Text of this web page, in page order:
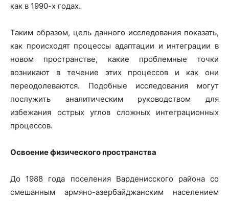
как в 1990-х годах.
Таким образом, цель данного исследования показать,
как происходят процессы адаптации и интеграции в
новом пространстве, какие проблемные точки
возникают в течение этих процессов и как они
переодолеваются. Подобные исследования могут
послужить аналитическим руководством для
избежания острых углов сложных интеграционных
процессов.
Освоение физического пространства
До 1988 года поселения Варденисского района со
смешанным армяно-азербайджанским населением